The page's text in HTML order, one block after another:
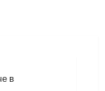
в